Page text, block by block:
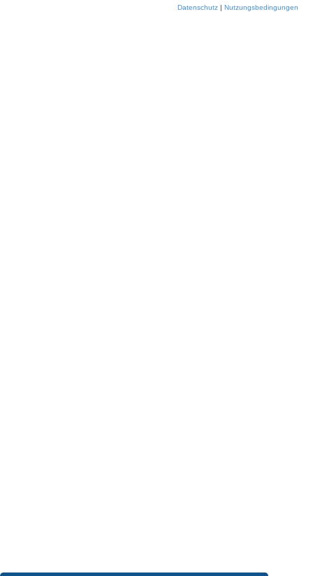
Datenschutz
Nutzungsbedingungen